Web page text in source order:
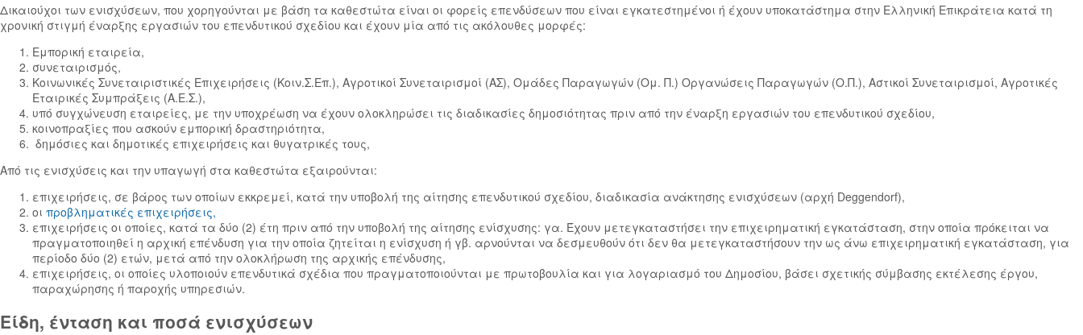
Δικαιούχοι των ενισχύσεων, που χορηγούνται με βάση τα καθεστώτα είναι οι φορείς επενδύσεων που είναι εγκατεστημένοι ή έχουν υποκατάστημα στην Ελληνική Επικράτεια κατά τη
χρονική στιγμή έναρξης εργασιών του επενδυτικού σχεδίου και έχουν μία από τις ακόλουθες μορφές:
Εμπορική εταιρεία,
συνεταιρισμός,
Κοινωνικές Συνεταιριστικές Επιχειρήσεις (Κοιν.Σ.Επ.), Αγροτικοί Συνεταιρισμοί (ΑΣ), Ομάδες Παραγωγών (Ομ. Π.) Οργανώσεις Παραγωγών (Ο.Π.), Αστικοί Συνεταιρισμοί, Αγροτικές
Εταιρικές Συμπράξεις (Α.Ε.Σ.),
υπό συγχώνευση εταιρείες, με την υποχρέωση να έχουν ολοκληρώσει τις διαδικασίες δημοσιότητας πριν από την έναρξη εργασιών του επενδυτικού σχεδίου,
κοινοπραξίες που ασκούν εμπορική δραστηριότητα,
δημόσιες και δημοτικές επιχειρήσεις και θυγατρικές τους,
Από τις ενισχύσεις και την υπαγωγή στα καθεστώτα εξαιρούνται:
επιχειρήσεις, σε βάρος των οποίων εκκρεμεί, κατά την υποβολή της αίτησης επενδυτικού σχεδίου, διαδικασία ανάκτησης ενισχύσεων (αρχή Deggendorf),
οι προβληματικές επιχειρήσεις,
επιχειρήσεις οι οποίες, κατά τα δύο (2) έτη πριν από την υποβολή της αίτησης ενίσχυσης: γα. Έχουν μετεγκαταστήσει την επιχειρηματική εγκατάσταση, στην οποία πρόκειται να
πραγματοποιηθεί η αρχική επένδυση για την οποία ζητείται η ενίσχυση ή γβ. αρνούνται να δεσμευθούν ότι δεν θα μετεγκαταστήσουν την ως άνω επιχειρηματική εγκατάσταση, για
περίοδο δύο (2) ετών, μετά από την ολοκλήρωση της αρχικής επένδυσης,
επιχειρήσεις, οι οποίες υλοποιούν επενδυτικά σχέδια που πραγματοποιούνται με πρωτοβουλία και για λογαριασμό του Δημοσίου, βάσει σχετικής σύμβασης εκτέλεσης έργου,
παραχώρησης ή παροχής υπηρεσιών.
Είδη, ένταση και ποσά ενισχύσεων